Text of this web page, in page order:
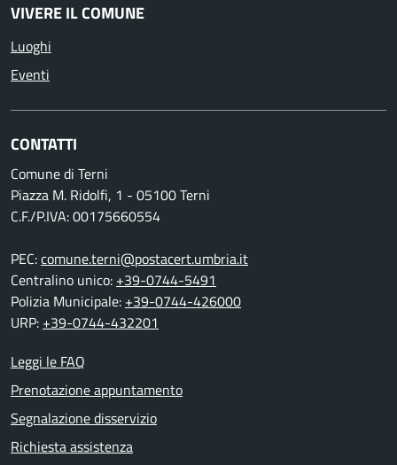
VIVERE IL COMUNE
Luoghi
Eventi
CONTATTI
Comune di Terni
Piazza M. Ridolfi, 1 - 05100 Terni
C.F./P.IVA: 00175660554
PEC:comune.terni@postacert.umbria.it
Centralino unico: +39-0744-5491
Polizia Municipale: +39-0744-426000
URP: +39-0744-432201
Leggi le FAQ
Prenotazione appuntamento
Segnalazione disservizio
Richiesta assistenza